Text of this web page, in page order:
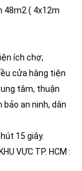
48m2 ( 4x12m
ích chợ,
cửa hàng tiện
tâm, thuận
an ninh, dân
15 giây.
VỰC TP. HCM :